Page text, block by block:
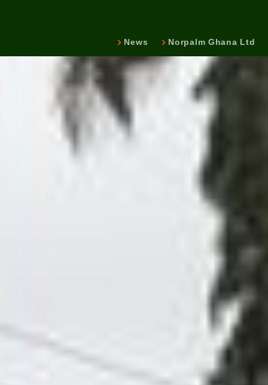
News Norpalm Ghana Ltd